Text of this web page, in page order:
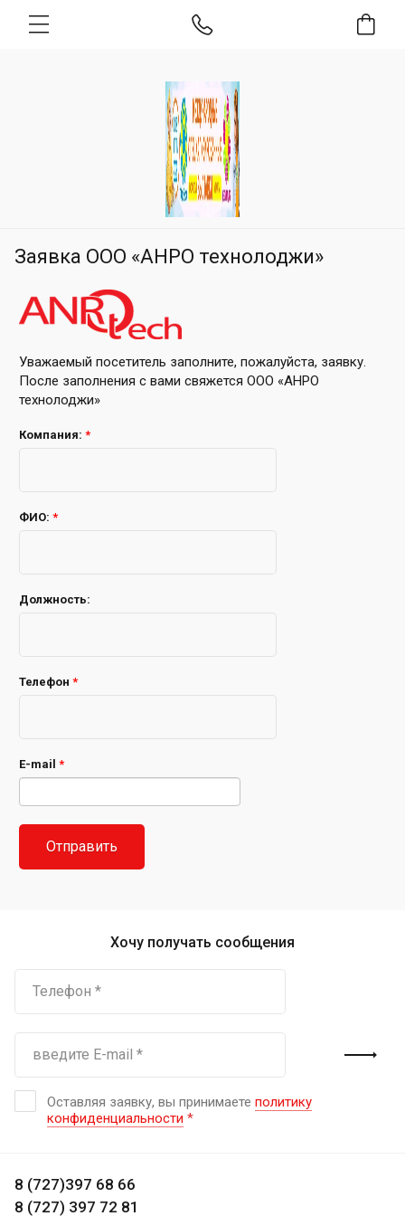
Заявка ООО «АНРО технолоджи»
Уважаемый посетитель заполните, пожалуйста, заявку.
После заполнения с вами свяжется ООО «АНРО
технолоджи»
Компания: *
ФИО: *
Должность:
Телефон *
E-mail *
Хочу получать сообщения
Оставляя заявку, вы принимаете политику
конфиденциальности *
8 (727)397 68 66
8 (727) 397 72 81